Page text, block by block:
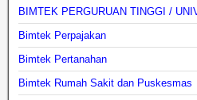
BIMTEK PERGURUAN TINGGI /
Bimtek Perpajakan
Bimtek Pertanahan
Bimtek Rumah Sakit dan Puskesmas